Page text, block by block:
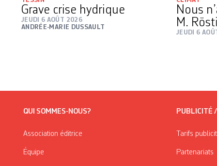
Grave crise hydrique
JEUDI 6 AOÛT 2026
ANDRÉE-MARIE DUSSAULT
Nous
M. Rösti
JEUDI 6
QUI SOMMES-NOUS?
Association éditrice
Équipe
PUBLICITÉ
Tarifs
Partenariats